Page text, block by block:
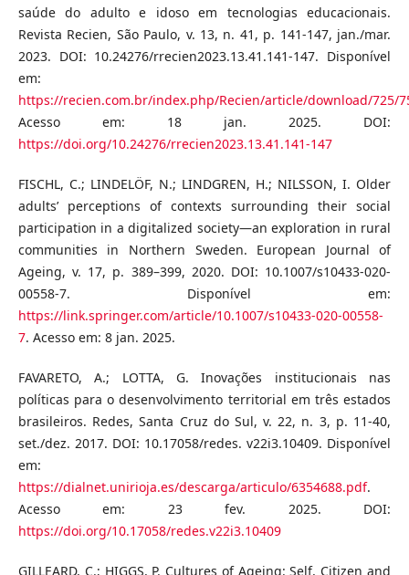
saúde do adulto e idoso em tecnologias educacionais.
Revista Recien, São Paulo, v. 13, n. 41, p. 141-147, jan./mar.
2023. DOI: 10.24276/rrecien2023.13.41.141-147. Disponível
em:
https://recien.com.br/index.php/Recien/article/download/725/
Acesso em: 18 jan. 2025. DOI:
https://doi.org/10.24276/rrecien2023.13.41.141-147
FISCHL, C.; LINDELÖF, N.; LINDGREN, H.; NILSSON, I. Older
adults’ perceptions of contexts surrounding their social
participation in a digitalized society—an exploration in rural
communities in Northern Sweden. European Journal of
Ageing, v. 17, p. 389–399, 2020. DOI: 10.1007/s10433-020-
00558-7. Disponível em:
https://link.springer.com/article/10.1007/s10433-020-00558-
7. Acesso em: 8 jan. 2025.
FAVARETO, A.; LOTTA, G. Inovações institucionais nas
políticas para o desenvolvimento territorial em três estados
brasileiros. Redes, Santa Cruz do Sul, v. 22, n. 3, p. 11-40,
set./dez. 2017. DOI: 10.17058/redes. v22i3.10409. Disponível
em:
https://dialnet.unirioja.es/descarga/articulo/6354688.pdf.
Acesso em: 23 fev. 2025. DOI:
https://doi.org/10.17058/redes.v22i3.10409
GILLEARD, C.; HIGGS, P. Cultures of Ageing: Self, Citizen and